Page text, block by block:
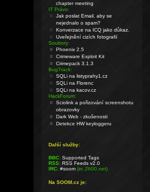
chapter meeting
IT Právo:
Jak poslat Email, aby se
nejednalo o spam?
Konverzace na ICQ jako důkaz.
Uveřejnění cizích fotografií
Soubory:
Phoenix 2.5
Crimeware Exploit Kit
Crimepack 3.1.3
BugTrack:
SQLi na listyprahy1.cz
SQLi na Florenc
SQLi na kacov.cz
HackForum:
Sciolink a pořizování screenshotu
obrazovky
Dark Web - zkušenosti
Detekce HW keyloggeru
Další služby:
BBC: Supported Tags
RSS: RSS Feeds v2.0
IRC: #soom(irc.2600.net)
Na SOOM.cz je: